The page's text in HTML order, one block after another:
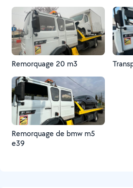
Remorquage 20 m3
Remorquage de bmw m5
e39